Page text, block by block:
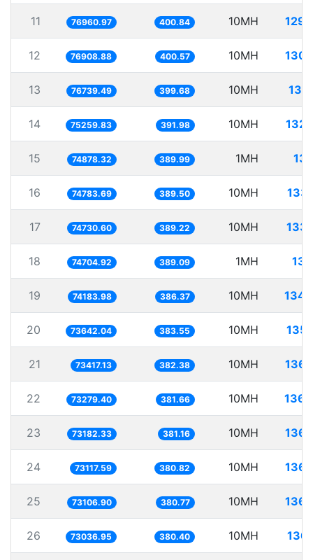
11 76960.97 400.84 10MH
12 76908.88 400.57 10MH
13 76739.49 399.68 10MH
14 75259.83 391.98 10MH
15 74878.32 389.99 1MH
16 74783.69 389.50 10MH
17 74730.60 389.22 10MH
18 74704.92 389.09 1MH
19 74183.98 386.37 10MH
20 73642.04 383.55 10MH
21 73417.13 382.38 10MH
22 73279.40 381.66 10MH
23 73182.33 381.16 10MH
24 73117.59 380.82 10MH
25 73106.90 380.77 10MH
26 73036.95 380.40 10MH